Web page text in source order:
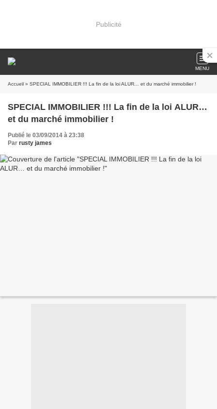
Publicité
MENU
Accueil » SPECIAL IMMOBILIER !!! La fin de la loi ALUR… et du marché immobilier !
SPECIAL IMMOBILIER !!! La fin de la loi ALUR…
et du marché immobilier !
Publié le 03/09/2014 à 23:38
Par rusty james